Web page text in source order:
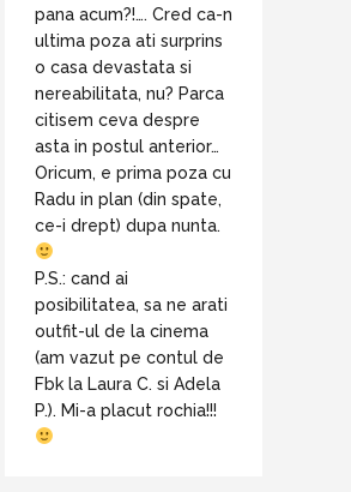
pana acum?!…. Cred ca-n
ultima poza ati surprins
o casa devastata si
nereabilitata, nu? Parca
citisem ceva despre
asta in postul anterior…
Oricum, e prima poza cu
Radu in plan (din spate,
ce-i drept) dupa nunta.
P.S.: cand ai
posibilitatea, sa ne arati
outfit-ul de la cinema
(am vazut pe contul de
Fbk la Laura C. si Adela
P.). Mi-a placut rochia!!!